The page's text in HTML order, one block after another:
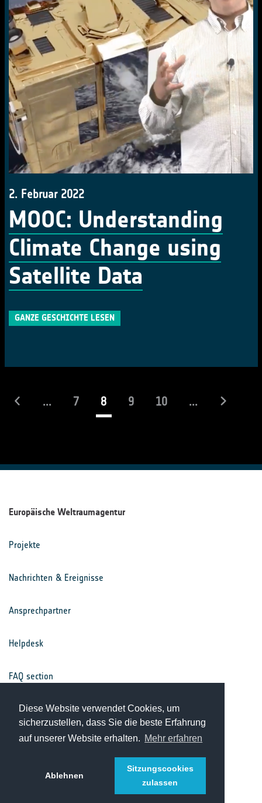
Diese Website verwendet Cookies, um
sicherzustellen, dass Sie die beste Erfahrung
auf unserer Website erhalten. Mehr erfahren
Ablehnen
Sitzungscookies
zulassen
2. Februar 2022
MOOC: Understanding
Climate Change using
Satellite Data
GANZE GESCHICHTE LESEN
... 7 8(laufend)
9 10 ...
Europäische Weltraumagentur
Projekte
Nachrichten & Ereignisse
Ansprechpartner
Helpdesk
FAQ section
Nutzungsbedingungen
Datenschutz